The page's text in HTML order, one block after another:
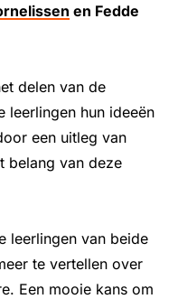
en Fedde
delen van de
leerlingen hun ideeën
een uitleg van
belang van deze
leerlingen van beide
te vertellen over
Een mooie kans om